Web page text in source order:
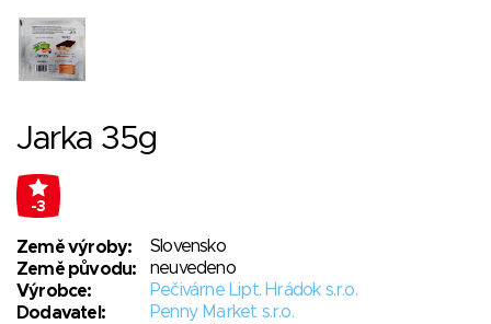
Jarka 35g
-3
Země výroby:
Slovensko
Země původu:
neuvedeno
Výrobce:
Pečivárne Lipt. Hrádok s.r.o.
Dodavatel:
Penny Market s.r.o.